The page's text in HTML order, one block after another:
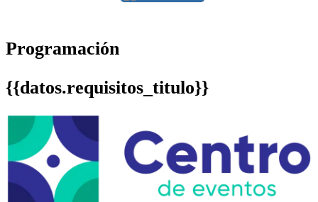
Programación
{{datos.requisitos_titulo}}